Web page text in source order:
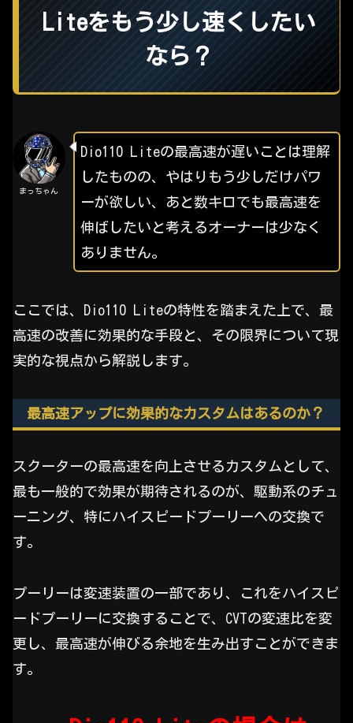
Liteをもう少し速くしたい
なら？
まっちゃん
Dio110 Liteの最高速が遅いことは理解
したものの、やはりもう少しだけパワ
ーが欲しい、あと数キロでも最高速を
伸ばしたいと考えるオーナーは少なく
ありません。
ここでは、Dio110 Liteの特性を踏まえた上で、最
高速の改善に効果的な手段と、その限界について現
実的な視点から解説します。
最高速アップに効果的なカスタムはあるのか？
スクーターの最高速を向上させるカスタムとして、
最も一般的で効果が期待されるのが、駆動系のチュ
ーニング、特にハイスピードプーリーへの交換で
す。
プーリーは変速装置の一部であり、これをハイスピ
ードプーリーに交換することで、CVTの変速比を変
更し、最高速が伸びる余地を生み出すことができま
す。